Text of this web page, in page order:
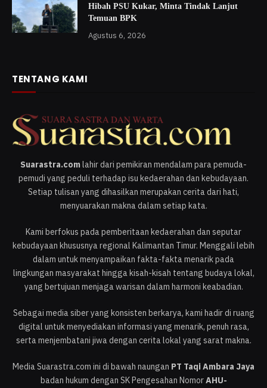
Hibah PSU Kukar, Minta Tindak Lanjut
Temuan BPK
Agustus 6, 2026
TENTANG KAMI
Suarastra.comlahir dari pemikiran mendalam para pemuda-
pemudi yang peduli terhadap isu kedaerahan dan kebudayaan.
Setiap tulisan yang dihasilkan merupakan cerita dari hati,
menyuarakan makna dalam setiap kata.
Kami berfokus pada pemberitaan kedaerahan dan seputar
kebudayaan khususnya regional Kalimantan Timur. Menggali lebih
dalam untuk menyampaikan fakta-fakta menarik pada
lingkungan masyarakat hingga kisah-kisah tentang budaya lokal,
yang bertujuan menjaga warisan dalam harmoni keabadian.
Sebagai media siber yang konsisten berkarya, kami hadir di ruang
digital untuk menyediakan informasi yang menarik, penuh rasa,
serta menjembatani jiwa dengan cerita lokal yang sarat makna.
Media Suarastra.com ini di bawah naungan PT Taqi Ambara Jaya
badan hukum dengan SK Pengesahan NomorAHU-